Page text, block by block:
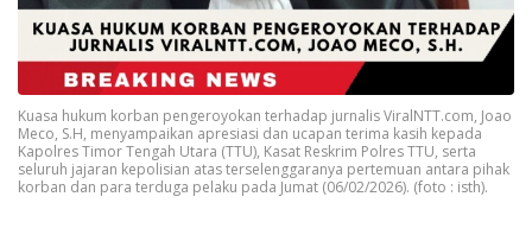
Kuasa hukum korban pengeroyokan terhadap jurnalis ViralNTT.com, Joao
Meco, S.H, menyampaikan apresiasi dan ucapan terima kasih kepada
Kapolres Timor Tengah Utara (TTU), Kasat Reskrim Polres TTU, serta
seluruh jajaran kepolisian atas terselenggaranya pertemuan antara pihak
korban dan para terduga pelaku pada Jumat (06/02/2026). (foto : isth).